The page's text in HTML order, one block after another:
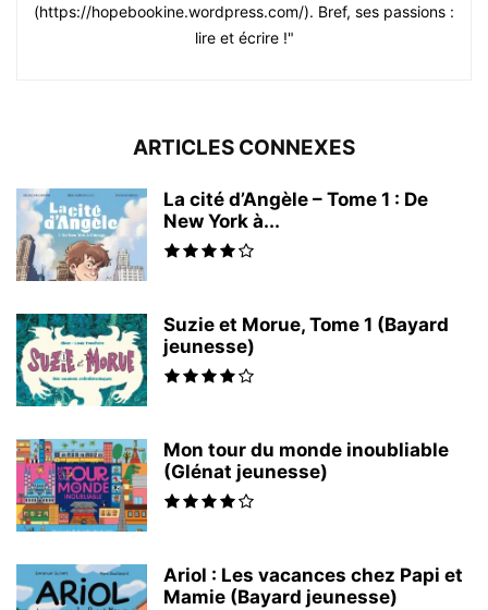
(https://hopebookine.wordpress.com/). Bref, ses passions :
lire et écrire !"
ARTICLES CONNEXES
La cité d’Angèle – Tome 1 : De
New York à...
Suzie et Morue, Tome 1 (Bayard
jeunesse)
Mon tour du monde inoubliable
(Glénat jeunesse)
Ariol : Les vacances chez Papi et
Mamie (Bayard jeunesse)